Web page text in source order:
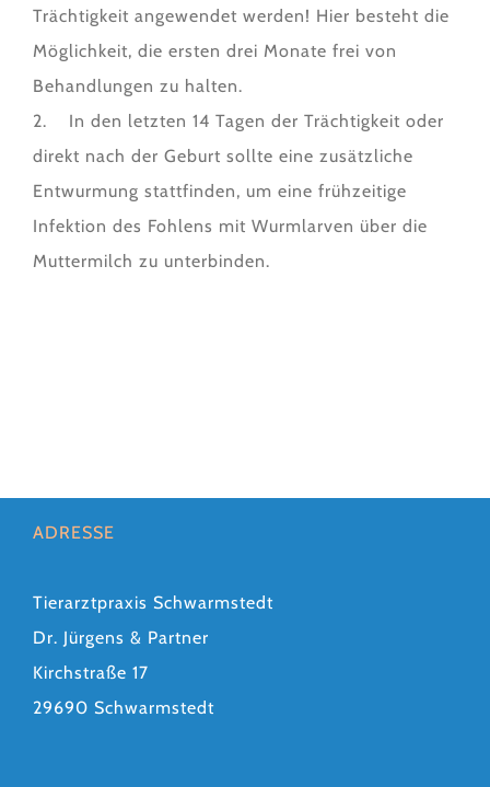
Trächtigkeit angewendet werden! Hier besteht die
Möglichkeit, die ersten drei Monate frei von
Behandlungen zu halten.
2. In den letzten 14 Tagen der Trächtigkeit oder
direkt nach der Geburt sollte eine zusätzliche
Entwurmung stattfinden, um eine frühzeitige
Infektion des Fohlens mit Wurmlarven über die
Muttermilch zu unterbinden.
ADRESSE
Tierarztpraxis Schwarmstedt
Dr. Jürgens & Partner
Kirchstraße 17
29690 Schwarmstedt